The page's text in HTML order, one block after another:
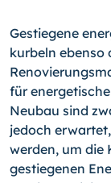
Gestiegene
kurbeln ebenso
für
Neubau sind
jedoch
werden, um die
gestiegenen